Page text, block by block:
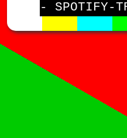
- SPOTIFY-